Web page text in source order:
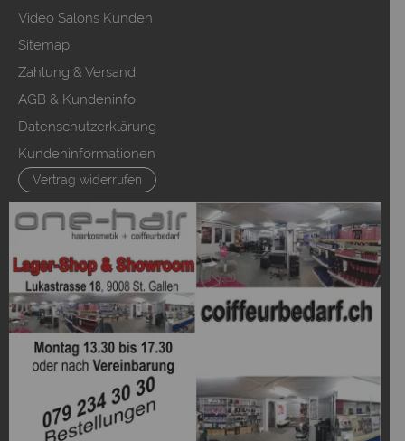
Video Salons Kunden
Sitemap
Zahlung & Versand
AGB & Kundeninfo
Datenschutzerklärung
Kundeninformationen
Vertrag widerrufen